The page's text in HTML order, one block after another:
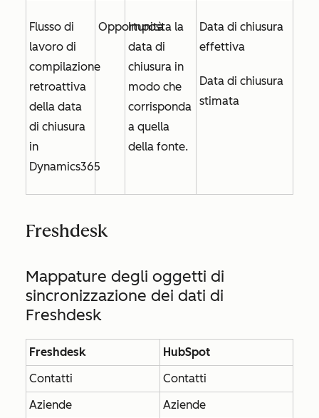
Flusso di
lavoro di
compilazione
retroattiva
della data
di chiusura
in
Dynamics365
Opportunità
Imposta la
data di
chiusura in
modo che
corrisponda
a quella
della fonte.
Data di chiusura
effettiva
Data di chiusura
stimata
Freshdesk
Mappature degli oggetti di
sincronizzazione dei dati di
Freshdesk
Freshdesk
HubSpot
Contatti
Contatti
Aziende
Aziende